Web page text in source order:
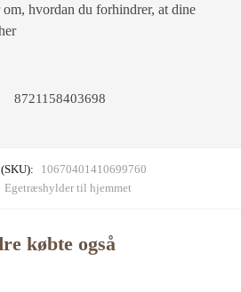
hvordan du forhindrer, at dine
8721158403698
10670401410699760
Egetræshylder til hjemmet
købte også